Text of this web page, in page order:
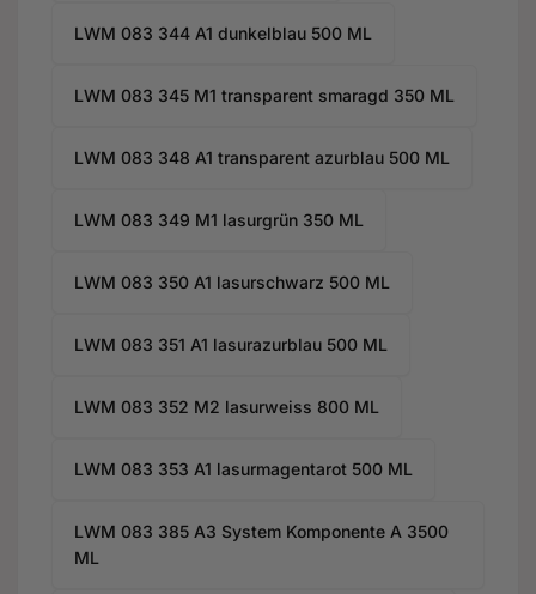
LWM 083 344 A1 dunkelblau 500 ML
LWM 083 345 M1 transparent smaragd 350 ML
LWM 083 348 A1 transparent azurblau 500 ML
LWM 083 349 M1 lasurgrün 350 ML
LWM 083 350 A1 lasurschwarz 500 ML
LWM 083 351 A1 lasurazurblau 500 ML
LWM 083 352 M2 lasurweiss 800 ML
LWM 083 353 A1 lasurmagentarot 500 ML
LWM 083 385 A3 System Komponente A 3500
ML